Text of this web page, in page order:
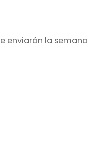
enviarán la semana